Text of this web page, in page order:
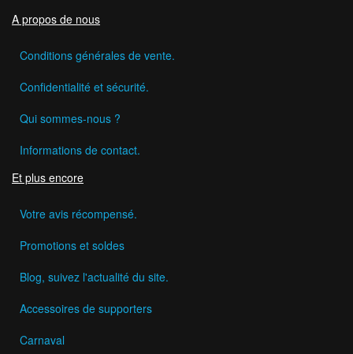
A propos de nous
Conditions générales de vente.
Confidentialité et sécurité.
Qui sommes-nous ?
Informations de contact.
Et plus encore
Votre avis récompensé.
Promotions et soldes
Blog, suivez l'actualité du site.
Accessoires de supporters
Carnaval